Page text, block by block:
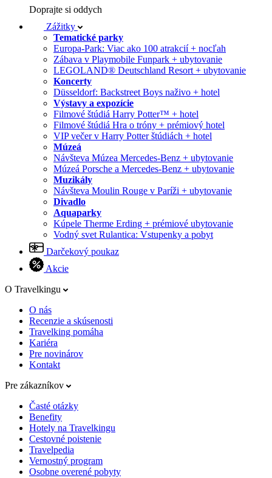
Doprajte si oddych
Zážitky
Tematické parky
Europa-Park: Viac ako 100 atrakcií + nocľah
Zábava v Playmobile Funpark + ubytovanie
LEGOLAND® Deutschland Resort + ubytovanie
Koncerty
Düsseldorf: Backstreet Boys naživo + hotel
Výstavy a expozície
Filmové štúdiá Harry Potter™ + hotel
Filmové štúdiá Hra o tróny + prémiový hotel
VIP večer v Harry Potter štúdiách + hotel
Múzeá
Návšteva Múzea Mercedes-Benz + ubytovanie
Múzeá Porsche a Mercedes-Benz + ubytovanie
Muzikály
Návšteva Moulin Rouge v Paríži + ubytovanie
Divadlo
Aquaparky
Kúpele Therme Erding + prémiové ubytovanie
Vodný svet Rulantica: Vstupenky a pobyt
Darčekový poukaz
Akcie
O Travelkingu
O nás
Recenzie a skúsenosti
Travelking pomáha
Kariéra
Pre novinárov
Kontakt
Pre zákazníkov
Časté otázky
Benefity
Hotely na Travelkingu
Cestovné poistenie
Travelpedia
Vernostný program
Osobne overené pobyty